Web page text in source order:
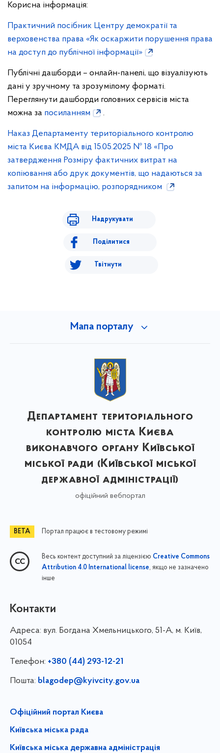
Корисна інформація:
Практичний посібник Центру демократії та
верховенства права «Як оскаржити порушення права
на доступ до публічної інформації»
Публічні дашборди – онлайн-панелі, що візуалізують
дані у зручному та зрозумілому форматі.
Переглянути дашборди головних сервісів міста
можна за посиланням .
Наказ Департаменту територіального контролю
міста Києва КМДА від 15.05.2025 № 18 «Про
затвердження Розміру фактичних витрат на
копіювання або друк документів, що надаються за
запитом на інформацію, розпорядником
Надрукувати
Поділитися
Твітнути
Мапа порталу
Департамент територіального
контролю міста Києва
виконавчого органу Київської
міської ради (Київської міської
державної адміністрації)
офіційний вебпортал
Портал працює в тестовому режимі
Весь контент доступний за ліцензією Creative Commons
Attribution 4.0 International license, якщо не зазначено
інше
Контакти
Адреса: вул. Богдана Хмельницького, 51-А, м. Київ,
01054
Телефон: +380 (44) 293-12-21
Пошта: blagodep@kyivcity.gov.ua
Офіційний портал Києва
Київська міська рада
Київська міська державна адміністрація